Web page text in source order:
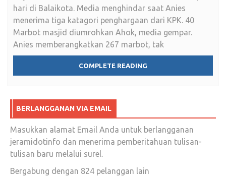
hari di Balaikota. Media menghindar saat Anies
menerima tiga katagori penghargaan dari KPK. 40
Marbot masjid diumrohkan Ahok, media gempar.
Anies memberangkatkan 267 marbot, tak
COMPLETE READING
BERLANGGANAN VIA EMAIL
Masukkan alamat Email Anda untuk berlangganan
jeramidotinfo dan menerima pemberitahuan tulisan-
tulisan baru melalui surel.
Bergabung dengan 824 pelanggan lain